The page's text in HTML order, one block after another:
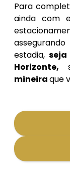
Para
ainda com
estadia, seja
Horizonte,
mineiraque